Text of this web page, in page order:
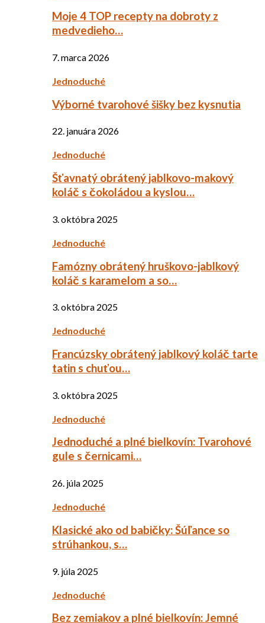
Moje 4 TOP recepty na dobroty z
medvedieho…
7. marca 2026
Jednoduché
Výborné tvarohové šišky bez kysnutia
22. januára 2026
Jednoduché
Šťavnatý obrátený jablkovo-makový
koláč s čokoládou a kyslou…
3. októbra 2025
Jednoduché
Famózny obrátený hruškovo-jablkový
koláč s karamelom a so…
3. októbra 2025
Jednoduché
Francúzsky obrátený jablkový koláč tarte
tatin s chuťou…
3. októbra 2025
Jednoduché
Jednoduché a plné bielkovín: Tvarohové
gule s černicami…
26. júla 2025
Jednoduché
Klasické ako od babičky: Šúľance so
strúhankou, s…
9. júla 2025
Jednoduché
Bez zemiakov a plné bielkovín: Jemné